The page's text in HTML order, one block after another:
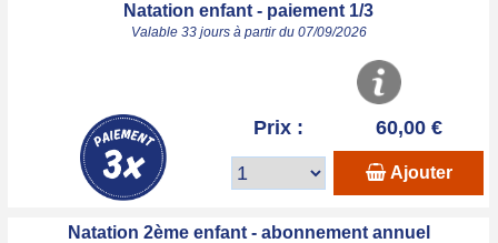
Natation enfant - paiement 1/3
Valable 33 jours à partir du 07/09/2026
Prix : 60,00 €
Ajouter
Natation 2ème enfant - abonnement annuel